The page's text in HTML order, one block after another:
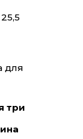
для
три